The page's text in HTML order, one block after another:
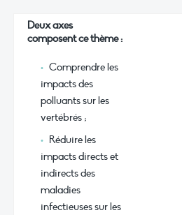
Deux axes
composent ce thème :
Comprendre les
impacts des
polluants sur les
vertébrés ;
Réduire les
impacts directs et
indirects des
maladies
infectieuses sur les